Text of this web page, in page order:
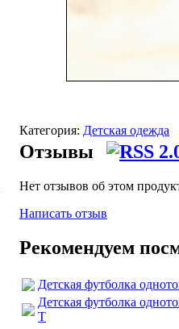
Категория: Детская одежда
Отзывы
Нет отзывов об этом
Написать отзыв
Рекомендуем
Детская футболка
Детская футболка
T